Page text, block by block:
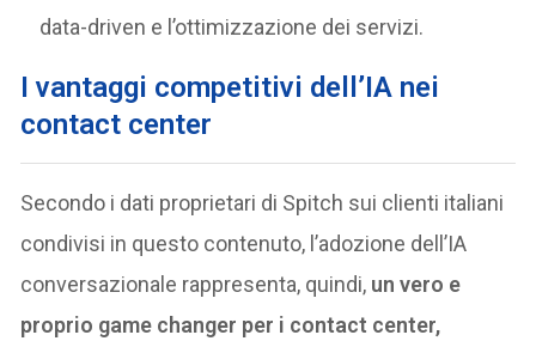
data-driven e l’ottimizzazione dei servizi.
I vantaggi competitivi dell’IA nei
contact center
Secondo i dati proprietari di Spitch sui clienti italiani
condivisi in questo contenuto, l’adozione dell’IA
conversazionale rappresenta, quindi, un vero e
proprio game changer per i contact center,